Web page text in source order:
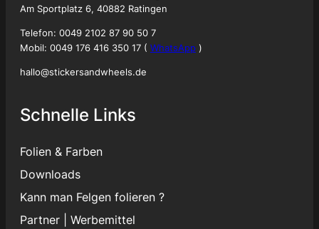
Am Sportplatz 6, 40882 Ratingen
Telefon: 0049 2102 87 90 50 7
Mobil: 0049 176 416 350 17 ( WhatsApp )
hallo@stickersandwheels.de
Schnelle Links
Folien & Farben
Downloads
Kann man Felgen folieren ?
Partner
Werbemittel